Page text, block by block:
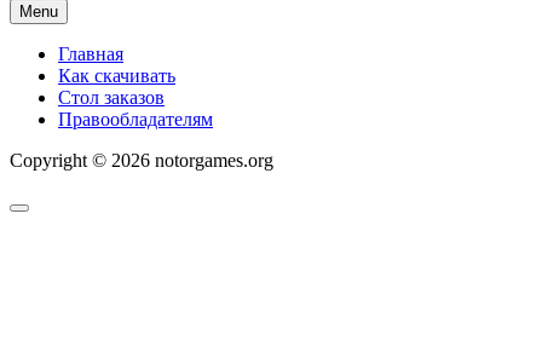
Menu
Главная
Как скачивать
Стол заказов
Правообладателям
Copyright © 2026 notorgames.org
Scroll